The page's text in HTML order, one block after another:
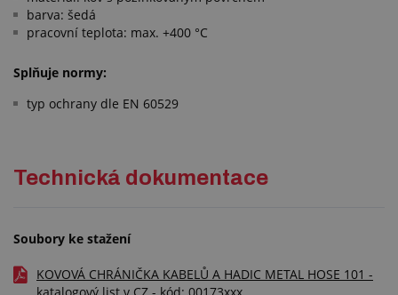
barva: šedá
pracovní teplota: max. +400 °C
Splňuje normy:
typ ochrany dle EN 60529
Technická dokumentace
Soubory ke stažení
KOVOVÁ CHRÁNIČKA KABELŮ A HADIC METAL HOSE 101 -